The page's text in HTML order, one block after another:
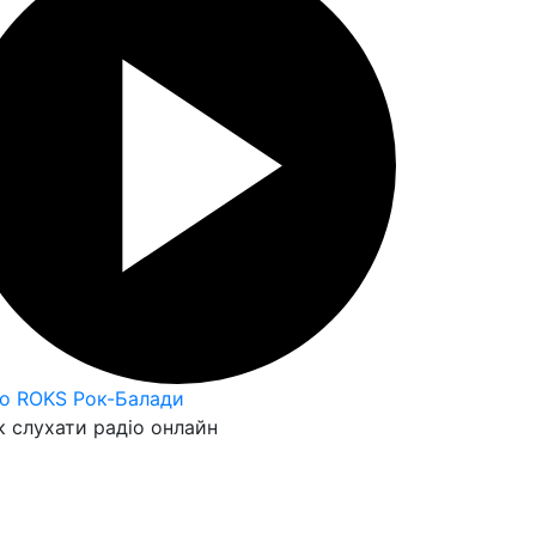
ROKS Рок-Балади
слухати радіо онлайн